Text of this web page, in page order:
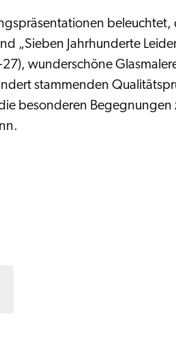
„Sieben Jahrhunderte
wunderschöne
stammenden
besonderen